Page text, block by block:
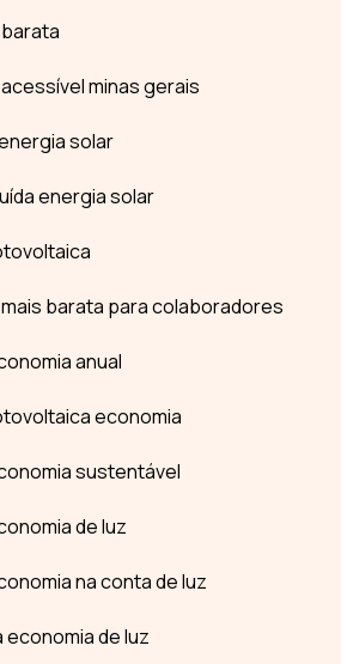
minas gerais
solar
energia solar
barata para colaboradores
anual
economia
sustentável
de luz
na conta de luz
de luz